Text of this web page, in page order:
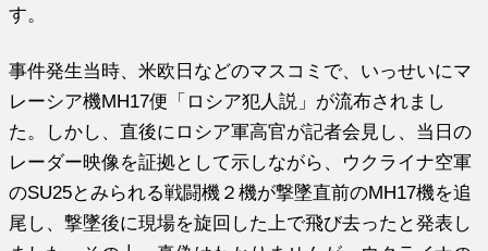
す。
事件発生当時、米欧日などのマスコミで、いっせいにマ
レーシア機MH17便「ロシア犯人説」が流布されまし
た。しかし、直後にロシア軍高官が記者会見し、当日の
レーダー映像を証拠として示しながら、ウクライナ空軍
のSU25とみられる戦闘機２機が撃墜直前のMH17機を追
尾し、撃墜後に現場を旋回した上で飛び去ったと発表し